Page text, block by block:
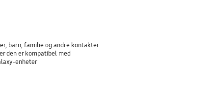
barn, familie og andre kontakter
den er kompatibel med
enheter